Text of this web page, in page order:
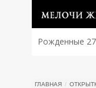
Рожденные 27
ГЛАВНАЯ